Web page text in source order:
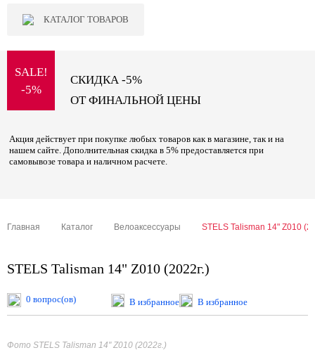
КАТАЛОГ ТОВАРОВ
SALE!
-5%
СКИДКА -5%
ОТ ФИНАЛЬНОЙ ЦЕНЫ
Акция действует при покупке любых товаров как в магазине, так и на
нашем сайте. Дополнительная скидка в 5% предоставляется при
самовывозе товара и наличном расчете.
Главная Каталог Велоаксессуары STELS Talisman 14" Z010
STELS Talisman 14" Z010 (2022г.)
0 вопрос(ов) В избранное В избранное
Фото STELS Talisman 14" Z010 (2022г.)